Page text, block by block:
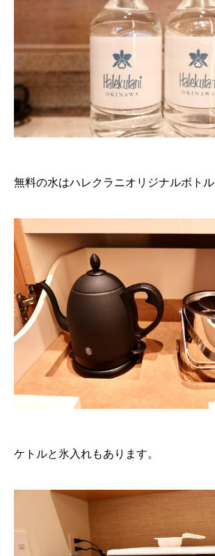
無料の水はハレクラニオリジナルボトル
ケトルと氷入れもあります。